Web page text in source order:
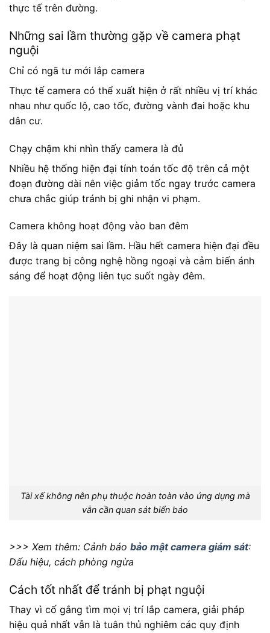
thực tế trên đường.
Những sai lầm thường gặp về camera phạt
nguội
Chỉ có ngã tư mới lắp camera
Thực tế camera có thể xuất hiện ở rất nhiều vị trí khác
nhau như quốc lộ, cao tốc, đường vành đai hoặc khu
dân cư.
Chạy chậm khi nhìn thấy camera là đủ
Nhiều hệ thống hiện đại tính toán tốc độ trên cả một
đoạn đường dài nên việc giảm tốc ngay trước camera
chưa chắc giúp tránh bị ghi nhận vi phạm.
Camera không hoạt động vào ban đêm
Đây là quan niệm sai lầm. Hầu hết camera hiện đại đều
được trang bị công nghệ hồng ngoại và cảm biến ánh
sáng để hoạt động liên tục suốt ngày đêm.
Tài xế không nên phụ thuộc hoàn toàn vào ứng dụng mà
vẫn cần quan sát biển báo
>>> Xem thêm: Cảnh báo bảo mật camera giám sát:
Dấu hiệu, cách phòng ngừa
Cách tốt nhất để tránh bị phạt nguội
Thay vì cố gắng tìm mọi vị trí lắp camera, giải pháp
hiệu quả nhất vẫn là tuân thủ nghiêm các quy định